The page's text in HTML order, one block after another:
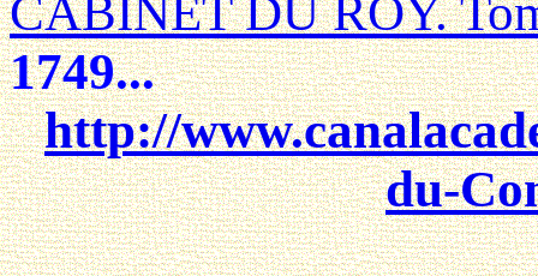
CABINET DU ROY.
1749...
http://
du-